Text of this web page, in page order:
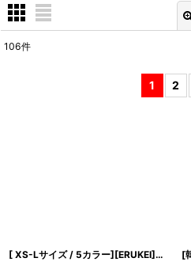
106件
1 2
[ XS-Lサイズ / 5カラー][ERUKEI]サテン・プリント・花柄・リボン・ノースリーブ・Aライン・ミディアムドレス・ワンピース[黒木麗奈着用][送料無料]